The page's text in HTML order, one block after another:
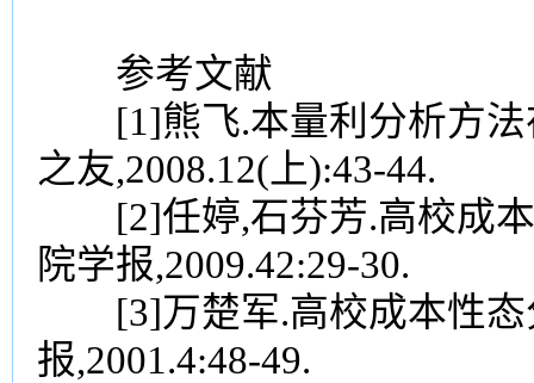
参考文献
[1]熊飞.本量利分析方法
之友,2008.12(上):43-44.
[2]任婷,石芬芳.高校成本
院学报,2009.42:29-30.
[3]万楚军.高校成本性态
报,2001.4:48-49.